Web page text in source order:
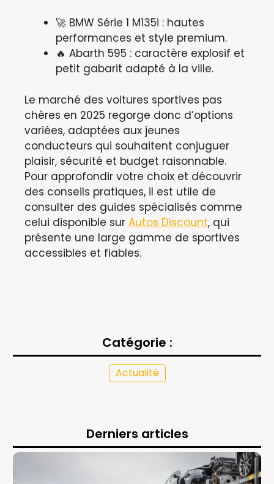
🚀 BMW Série 1 M135i : hautes
performances et style premium.
🔥 Abarth 595 : caractère explosif et
petit gabarit adapté à la ville.
Le marché des voitures sportives pas
chères en 2025 regorge donc d’options
variées, adaptées aux jeunes
conducteurs qui souhaitent conjuguer
plaisir, sécurité et budget raisonnable.
Pour approfondir votre choix et découvrir
des conseils pratiques, il est utile de
consulter des guides spécialisés comme
celui disponible sur Autos Discount, qui
présente une large gamme de sportives
accessibles et fiables.
Catégorie :
Actualité
Derniers articles